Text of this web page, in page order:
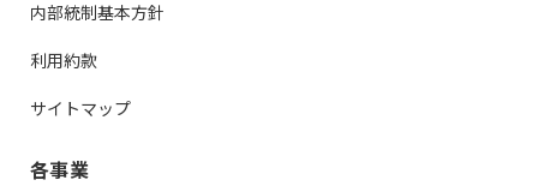
内部統制基本方針
利用約款
サイトマップ
各事業